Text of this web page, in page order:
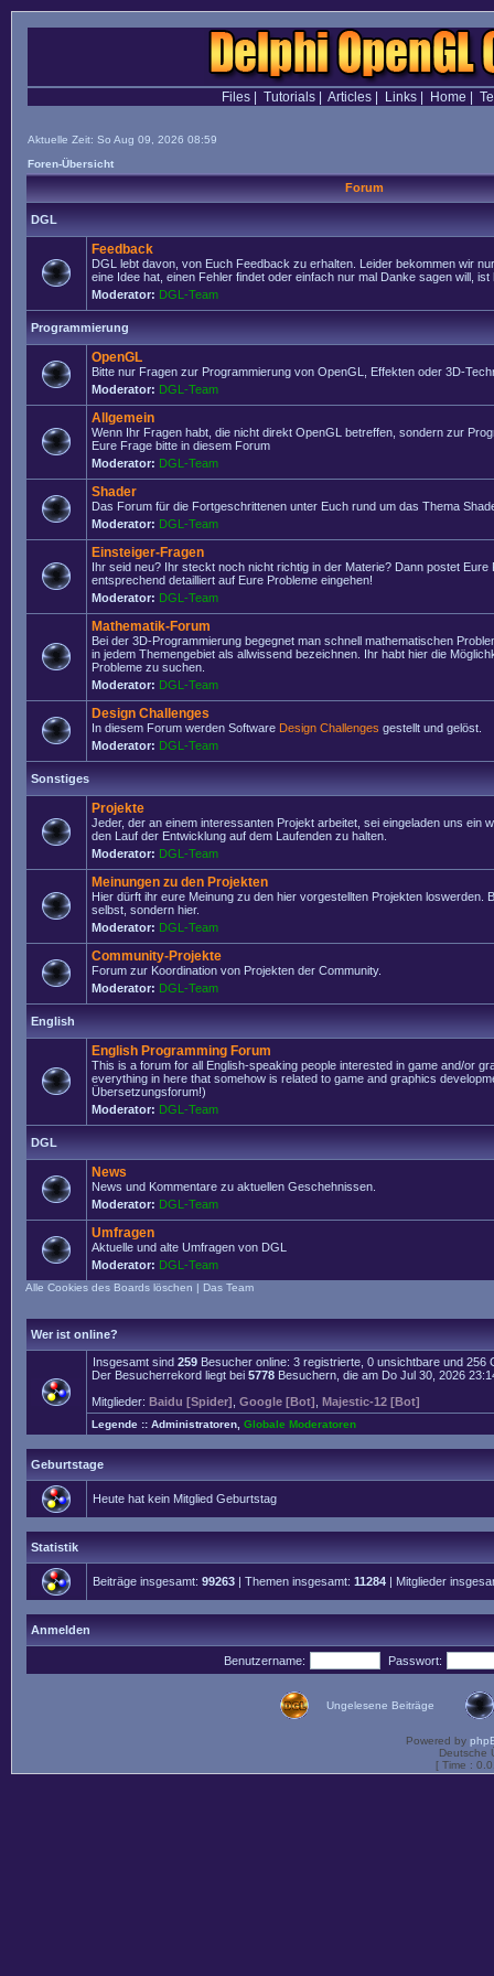
Files| Tutorials| Articles| Links| Home
Aktuelle Zeit: So Aug 09, 2026 08:59
Foren-Übersicht
Forum
DGL
Feedback
DGL lebt davon, von Euch Feedback zu erhalten. Leider bekommen wir
eine Idee hat, einen Fehler findet oder einfach nur mal Danke sagen will, ist
Moderator: DGL-Team
Programmierung
OpenGL
Bitte nur Fragen zur Programmierung von OpenGL, Effekten oder 3D-
Moderator: DGL-Team
Allgemein
Wenn Ihr Fragen habt, die nicht direkt OpenGL betreffen, sondern zur
Eure Frage bitte in diesem Forum
Moderator: DGL-Team
Shader
Das Forum für die Fortgeschrittenen unter Euch rund um das Thema
Moderator: DGL-Team
Einsteiger-Fragen
Ihr seid neu? Ihr steckt noch nicht richtig in der Materie? Dann postet Eure
entsprechend detailliert auf Eure Probleme eingehen!
Moderator: DGL-Team
Mathematik-Forum
Bei der 3D-Programmierung begegnet man schnell mathematischen
in jedem Themengebiet als allwissend bezeichnen. Ihr habt hier die
Probleme zu suchen.
Moderator: DGL-Team
Design Challenges
In diesem Forum werden Software Design Challenges gestellt und gelöst.
Moderator: DGL-Team
Sonstiges
Projekte
Jeder, der an einem interessanten Projekt arbeitet, sei eingeladen uns ein
den Lauf der Entwicklung auf dem Laufenden zu halten.
Moderator: DGL-Team
Meinungen zu den Projekten
Hier dürft ihr eure Meinung zu den hier vorgestellten Projekten loswerden.
selbst, sondern hier.
Moderator: DGL-Team
Community-Projekte
Forum zur Koordination von Projekten der Community.
Moderator: DGL-Team
English
English Programming Forum
This is a forum for all English-speaking people interested in game and/or
everything in here that somehow is related to game and graphics
Übersetzungsforum!)
Moderator: DGL-Team
DGL
News
News und Kommentare zu aktuellen Geschehnissen.
Moderator: DGL-Team
Umfragen
Aktuelle und alte Umfragen von DGL
Moderator: DGL-Team
Alle Cookies des Boards löschen | Das Team
Wer ist online?
Insgesamt sind 259 Besucher online: 3 registrierte, 0 unsichtbare und
Der Besucherrekord liegt bei 5778 Besuchern, die am Do Jul 30, 2026
Mitglieder: Baidu [Spider] Google [Bot] Majestic-12 [Bot]
Legende :: Administratoren Globale Moderatoren
Geburtstage
Heute hat kein Mitglied Geburtstag
Statistik
Beiträge insgesamt: 99263 | Themen insgesamt: 11284 | Mitglieder
Anmelden
Benutzername: Passwort:
Ungelesene Beiträge
Powered by
Deutsche
[ Time :